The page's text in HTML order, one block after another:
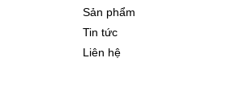
Sản phẩm
Tin tức
Liên hệ